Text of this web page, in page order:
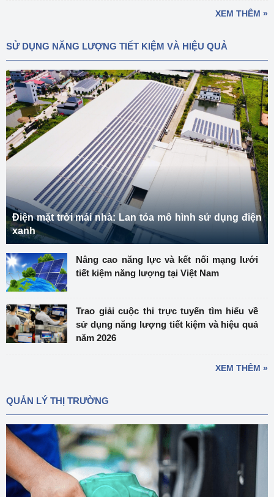
XEM THÊM »
SỬ DỤNG NĂNG LƯỢNG TIẾT KIỆM VÀ HIỆU QUẢ
Điện mặt trời mái nhà: Lan tỏa mô hình sử dụng điện
xanh
Nâng cao năng lực và kết nối mạng lưới
tiết kiệm năng lượng tại Việt Nam
Trao giải cuộc thi trực tuyến tìm hiểu về
sử dụng năng lượng tiết kiệm và hiệu quả
năm 2026
XEM THÊM »
QUẢN LÝ THỊ TRƯỜNG